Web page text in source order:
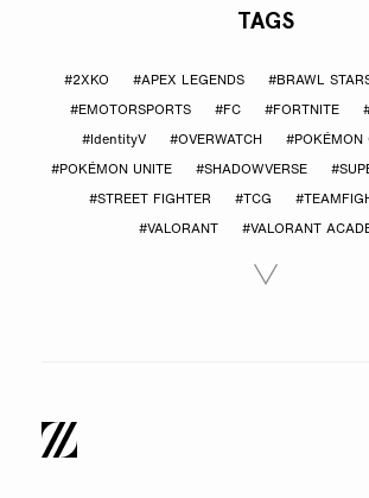
TAGS
#2XKO #APEX LEGENDS #BRAWL
#EMOTORSPORTS #FC #FORTNITE
#IdentityV #OVERWATCH #POKÉMON
#POKÉMON UNITE #SHADOWVERSE
#STREET FIGHTER #TCG
#VALORANT #VALORANT